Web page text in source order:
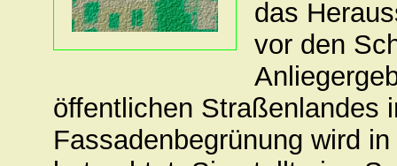
das
vor den
öffentlichen Straßenlandes
Fassadenbegrünung wird